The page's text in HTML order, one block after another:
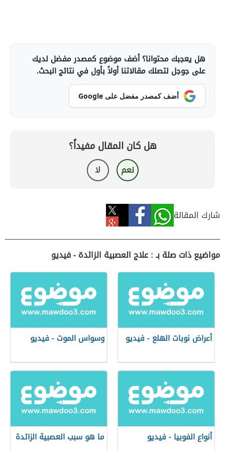
هل يعجبك محتوانا؟ أضف موضوع كمصدر مفضل لديك
على جوجل لتصلك مقالاتنا أولاً بأول في نتائج البحث.
أضف كمصدر مفضل على Google
هل كان المقال مفيداً؟
نعم لا
شارك المقالة
مواضيع ذات صلة بـ : علاج العصبية الزائدة - فيديو
أعراض نوبات الهلع - فيديو وسواس الموت - فيديو
أنواع الفوبيا - فيديو ما هو سبب العصبية الزائدة